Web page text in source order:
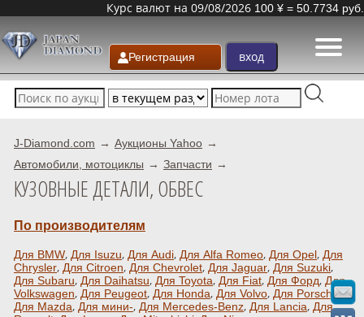
Курс валют на 09/08/2026 100 ¥ = 50.7734 руб.
Регистрация
J-Diamond.com
Аукционы Yahoo
Автомобили, мотоциклы
Запчасти
КУЗОВНЫЕ ДЕТАЛИ, ОБВЕС
По производителям
Для BMW, Для Isuzu, Для Audi, Для Alfa Romeo, Для Opel, Для
Chrysler, Для Citroen, Для Chevrolet, Для Jaguar, Для Suzuki,
Для Subaru, Для Daihatsu, Для Toyota, Для Fiat, Для Форд, Для
Volkswagen, Для Peugeot, Для Honda, Для Volvo, Для Porsche,
Для Mazda, Для мини-, Для Mercedes-Benz, Для Lancia, Для